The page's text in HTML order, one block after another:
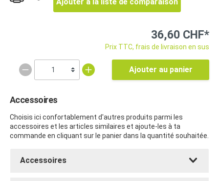
36,60 CHF*
Prix TTC, frais de livraison en sus
Ajouter au panier
Accessoires
Choisis ici confortablement d'autres produits parmi les
accessoires et les articles similaires et ajoute-les à ta
commande en cliquant sur le panier dans la quantité souhaitée.
Accessoires